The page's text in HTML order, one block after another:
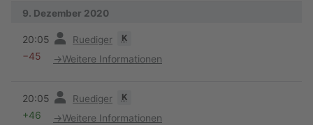
9. Dezember 2020
20:05 Ruediger K
−45 →Weitere Informationen
20:05 Ruediger K
+46 →Weitere Informationen